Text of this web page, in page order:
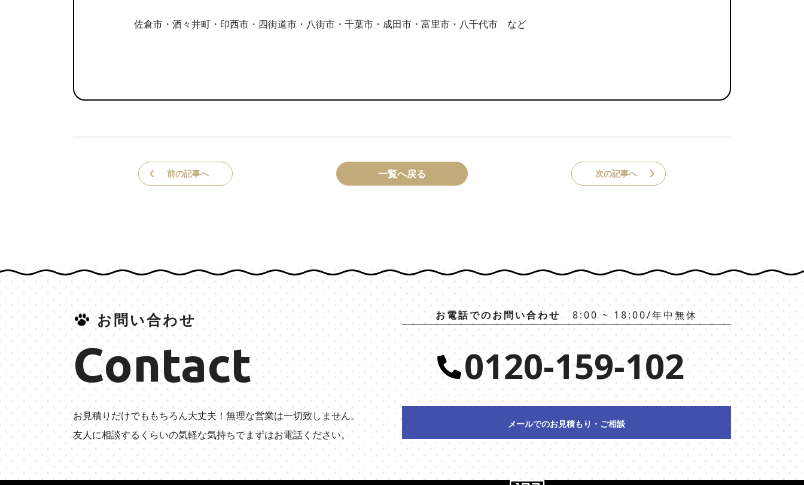
佐倉市・酒々井町・印西市・四街道市・八街市・千葉市・成田市・富里市・八千代市 など
前の記事へ 一覧へ戻る 次の記事へ
お問い合わせ
Contact
お見積りだけでももちろん大丈夫！無理な営業は一切致しません。
友人に相談するくらいの気軽な気持ちでまずはお電話ください。
お電話でのお問い合わせ 8:00 ~ 18:00/年中無休
0120-159-102
メールでのお見積もり・ご相談